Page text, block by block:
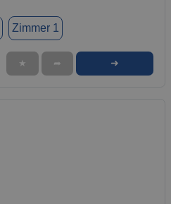
Zimmer 1
★ ➦ ➜